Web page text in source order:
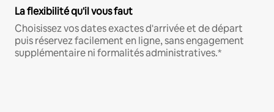
La flexibilité qu'il vous faut
Choisissez vos dates exactes d'arrivée et de départ
puis réservez facilement en ligne, sans engagement
supplémentaire ni formalités administratives.*